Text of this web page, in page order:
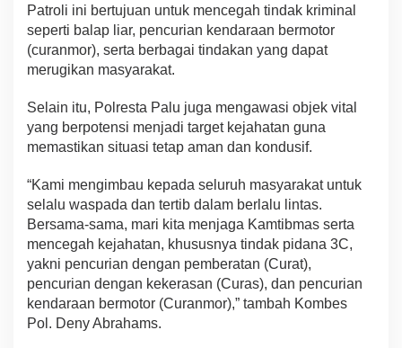
Patroli ini bertujuan untuk mencegah tindak kriminal
seperti balap liar, pencurian kendaraan bermotor
(curanmor), serta berbagai tindakan yang dapat
merugikan masyarakat.
Selain itu, Polresta Palu juga mengawasi objek vital
yang berpotensi menjadi target kejahatan guna
memastikan situasi tetap aman dan kondusif.
“Kami mengimbau kepada seluruh masyarakat untuk
selalu waspada dan tertib dalam berlalu lintas.
Bersama-sama, mari kita menjaga Kamtibmas serta
mencegah kejahatan, khususnya tindak pidana 3C,
yakni pencurian dengan pemberatan (Curat),
pencurian dengan kekerasan (Curas), dan pencurian
kendaraan bermotor (Curanmor),” tambah Kombes
Pol. Deny Abrahams.